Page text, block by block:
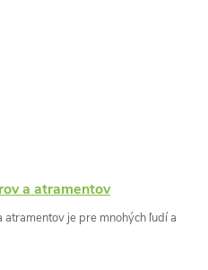
a atramentov
je pre mnohých ľudí a